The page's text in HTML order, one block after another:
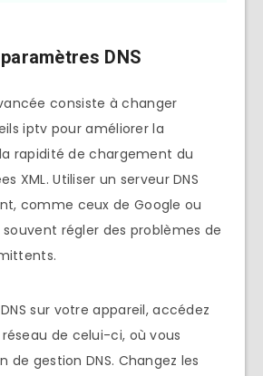
DNS
consiste à changer
iptv pour améliorer la
rapidité de chargement du
XML. Utiliser un serveur DNS
comme ceux de Google ou
régler des problèmes de
sur votre appareil, accédez
de celui-ci, où vous
de gestion DNS. Changez les